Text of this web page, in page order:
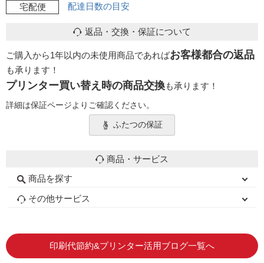
宅配便
配達日数の目安
返品・交換・保証について
ご購入から1年以内の未使用商品であればお客様都合の返品
も承ります！
プリンター買い替え時の商品交換も承ります！
詳細は保証ページよりご確認ください。
ふたつの保証
商品・サービス
商品を探す
初心者用セット
キャノンインク
エプソンインク
ブラザーインク
詰め替えインク
互換インクボトル
互換インクカートリッジ
再生インクカートリッジ
トナーカートリッジ
その他サービス
印刷代節約&プリンター活用ブログ一覧へ